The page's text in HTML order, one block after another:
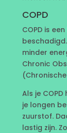
COPD
COPD is
minder
Chronic
Als je
je longen
zuurstof.
lastig zijn.